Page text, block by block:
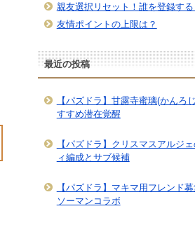
親友選択リセット！誰を登録する
友情ポイントの上限は？
最近の投稿
【パズドラ】甘露寺蜜璃(かんろ
すすめ潜在覚醒
【パズドラ】クリスマスアルジ
ィ編成とサブ候補
【パズドラ】マキマ用フレンド
ソーマンコラボ